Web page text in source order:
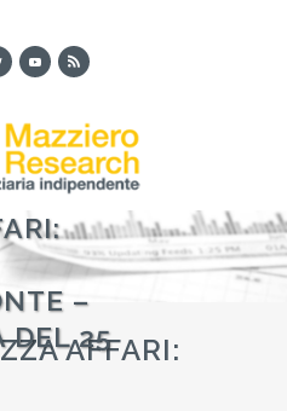
–
DEL 25AFFARI: